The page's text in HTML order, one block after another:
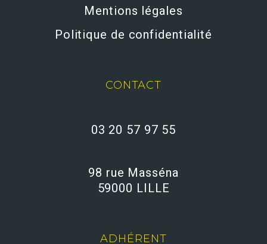
Mentions légales
Politique de confidentialité
CONTACT
03 20 57 97 55
98 rue Masséna
59000 LILLE
ADHÉRENT